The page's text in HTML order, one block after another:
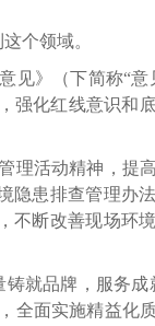
个领域。
》（下简称“意
强化红线意识和
活动精神，提
隐患排查管理办
不断改善现场环
就品牌，服务成
全面实施精益化